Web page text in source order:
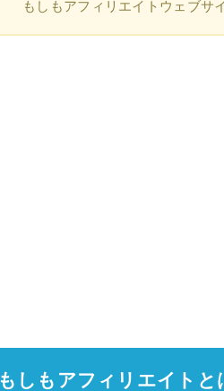
もしもアフィリエイトウェブサ
もしもアフィリエイトと